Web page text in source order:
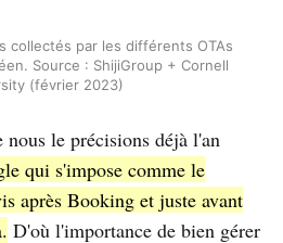
collectés par les différents OTAs
Source : ShijiGroup + Cornell
(février 2023)
le précisions déjà l'an
qui s'impose comme le
après Booking et juste avant
D'où l'importance de bien gérer